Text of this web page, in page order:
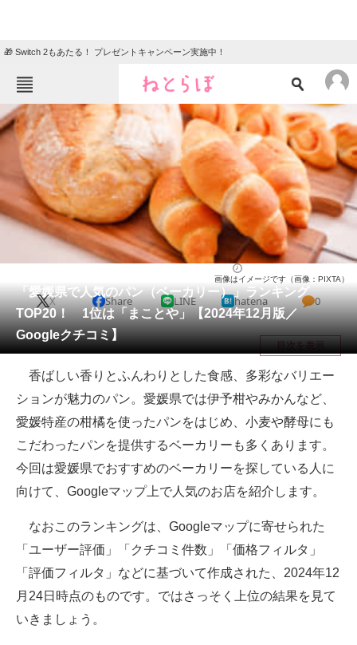
🎁 Switch 2もあたる！ プレゼントキャンペーン実施中！
ねとらぼメニュー
TOP ニュース
エンタメ クイズ
グルメ 地域
住まい 教育・育児
リサーチ
会員記事
メディア
注目記事を集めた総合ページ
ITの今と未来を見通す
スマホと通信の最新トレンド
進化するPCとデバイスの未来
好きが集まる 比べて選べる
ビジネスと働き方のヒント
企業ITのトレンドを詳説
「愛媛県で人気のパン（ベーカリー）」ランキング
TOP20！ 1位は「まことや」【2024年12月版／
Googleクチコミ】
画像はイメージです（画像：PIXTA）
X Share LINE hatena 0
目次を表示
香ばしい香りとふんわりとした食感、多彩なバリエー
ションが魅力のパン。愛媛県では伊予柑やみかんなど、
愛媛特産の柑橘を使ったパンをはじめ、小麦や酵母にも
こだわったパンを提供するベーカリーも多くあります。
今回は愛媛県でおすすめのベーカリーを探している人に
向けて、Googleマップ上で人気のお店を紹介します。
なおこのランキングは、Googleマップに寄せられた
「ユーザー評価」「クチコミ件数」「価格フィルタ」
「評価フィルタ」などに基づいて作成された、2024年12
月24日時点のものです。ではさっそく上位の結果を見て
いきましょう。